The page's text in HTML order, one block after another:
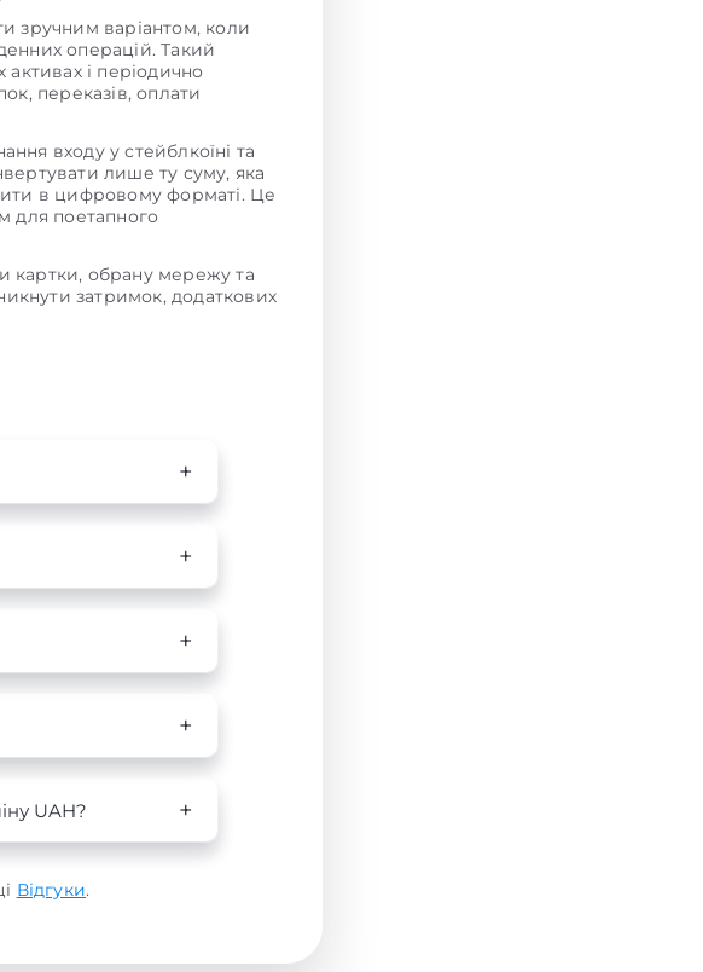
зручним варіантом, коли
операцій. Такий
і періодично
переказів, оплати
входу у стейблкоїні та
лише ту суму, яка
в цифровому форматі. Це
для поетапного
картки, обрану мережу та
затримок, додаткових
UAH?
Відгуки.